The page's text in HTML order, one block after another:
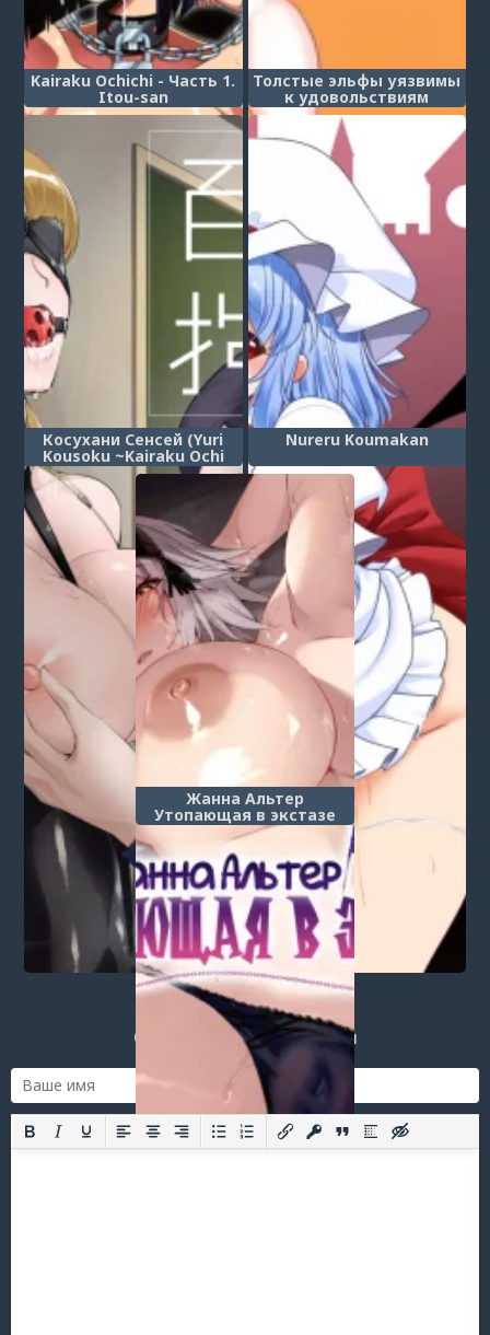
Kairaku Ochichi - Часть 1.
Itou-san
Толстые эльфы уязвимы
к удовольствиям
(Futotta Elf wa Kairaku ni
Yowai)
Косухани Сенсей (Yuri
Kousoku ~Kairaku Ochi
Sensei~)
Nureru Koumakan
Жанна Альтер
Утопающая в экстазе
(Jeanne Alter, Drowning in
Pleasure)
Post a comment
Loginorregisterto post a comment.
Добавить комментарий
Оставить комментарий